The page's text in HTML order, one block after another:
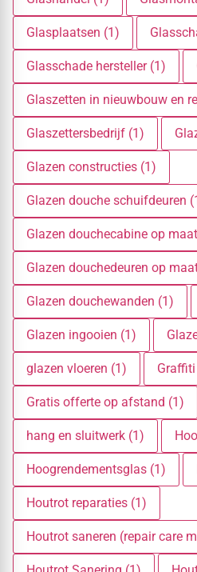
Glasplaatsen (1)
Glasschade hersteller (1)
Glaszetten in nieuwbouw en
Glaszettersbedrijf (1)
Glazen constructies (1)
Glazen douche schuifdeuren
Glazen douchecabine op
Glazen douchedeuren op
Glazen douchewanden (1)
Glazen ingooien (1)
glazen vloeren (1)
Gratis offerte op afstand (1)
hang en sluitwerk (1)
Hoogrendementsglas (1)
Houtrot reparaties (1)
Houtrot saneren (repair care